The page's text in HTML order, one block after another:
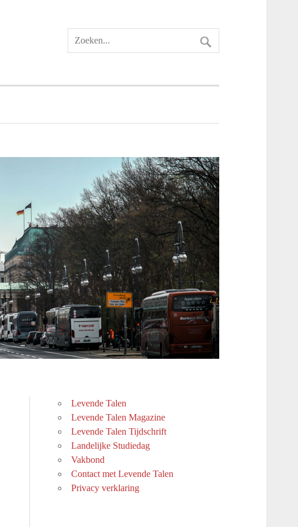
Levende Talen
Levende Talen Magazine
Levende Talen Tijdschrift
Landelijke Studiedag
Vakbond
Contact met Levende Talen
Privacy verklaring